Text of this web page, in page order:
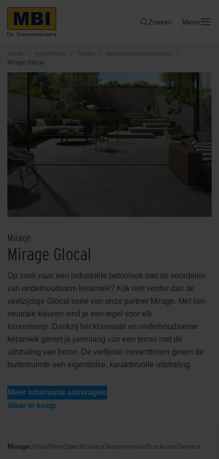
Zoeken Menu
Home / Assortiment / Tegels / Keramische buitentegels
/
Mirage Glocal
Mirage
Mirage Glocal
Op zoek naar een industriële betonlook met de voordelen
van onderhoudsarm keramiek? Kijk niet verder dan de
veelzijdige Glocal serie van onze partner Mirage. Met tien
neutrale kleuren vind je een tegel voor elk
tuinontwerp. Dankzij het krasvaste en onderhoudsarme
keramiek geniet je jarenlang van een terras met de
uitstraling van beton. De verfijnde cementtinten geven de
buitenruimte een eigentijdse, karaktervolle uitstraling.
Meer informatie aanvragen
Waar te koop
Mirage:MaatKleurSpecificatiesDocumentatieBrochuresService